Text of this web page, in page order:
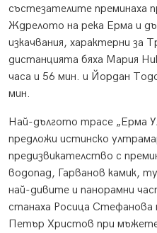
състезателите преминаха
Ждрелото на река Ерма и
изкачвания, характерни за
дистанцията бяха Мария
часа и 56 мин. и Йордан
мин.
Най-дългото трасе „Ерма
предложи истинско
предизвикателство с
водопад, Гарванов камик,
най-дивите и панорамни
станаха Росица Стефанова
Петър Христов при мъжете